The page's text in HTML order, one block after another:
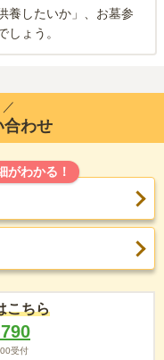
養したいか」、お墓参
しょう。
合わせ
がわかる！
こちら
受付